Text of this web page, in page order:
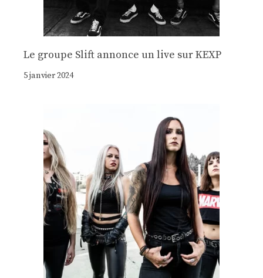
Le groupe Slift annonce un live sur KEXP
5 janvier 2024